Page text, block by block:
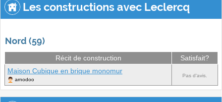
Les constructions avec Leclercq
Nord (59)
Récit de construction
Satisfait?
Maison Cubique en brique monomur
arnodoo
Pas d'avis.